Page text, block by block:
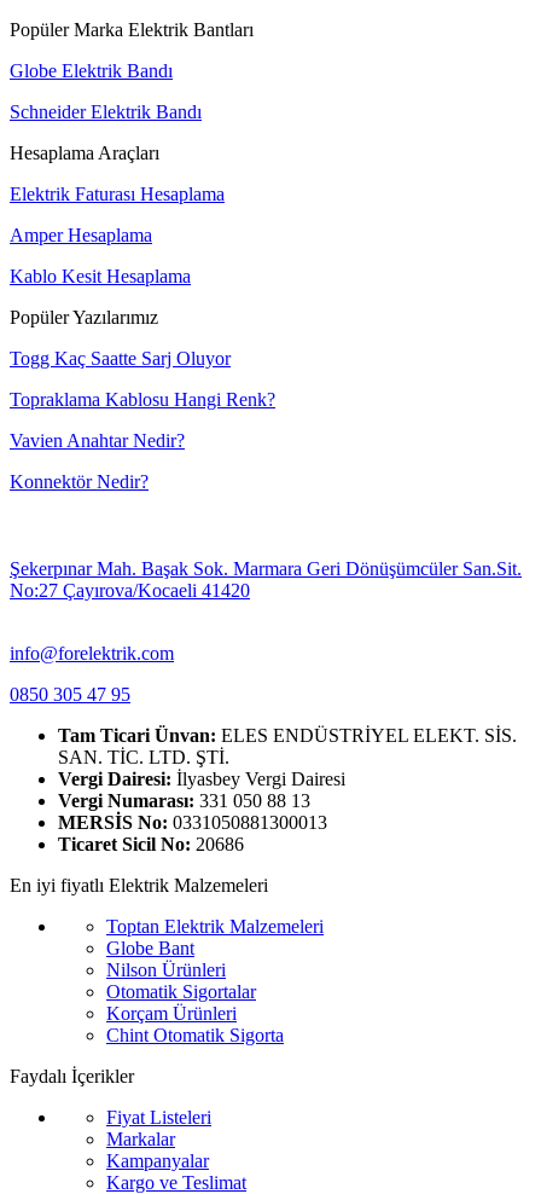
Popüler Marka Elektrik Bantları
Globe Elektrik Bandı
Schneider Elektrik Bandı
Hesaplama Araçları
Elektrik Faturası Hesaplama
Amper Hesaplama
Kablo Kesit Hesaplama
Popüler Yazılarımız
Togg Kaç Saatte Sarj Oluyor
Topraklama Kablosu Hangi Renk?
Vavien Anahtar Nedir?
Konnektör Nedir?
Şekerpınar Mah. Başak Sok. Marmara Geri Dönüşümcüler San.Sit.
No:27 Çayırova/Kocaeli 41420
info@forelektrik.com
0850 305 47 95
Tam Ticari Ünvan: ELES ENDÜSTRİYEL ELEKT. SİS.
SAN. TİC. LTD. ŞTİ.
Vergi Dairesi: İlyasbey Vergi Dairesi
Vergi Numarası: 331 050 88 13
MERSİS No: 0331050881300013
Ticaret Sicil No: 20686
En iyi fiyatlı Elektrik Malzemeleri
Toptan Elektrik Malzemeleri
Globe Bant
Nilson Ürünleri
Otomatik Sigortalar
Korçam Ürünleri
Chint Otomatik Sigorta
Faydalı İçerikler
Fiyat Listeleri
Markalar
Kampanyalar
Kargo ve Teslimat